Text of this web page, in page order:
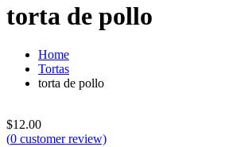
torta de pollo
Home
Tortas
torta de pollo
$12.00
(0 customer review)